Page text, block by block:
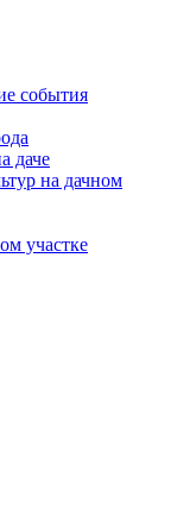
события
даче
на дачном
участке